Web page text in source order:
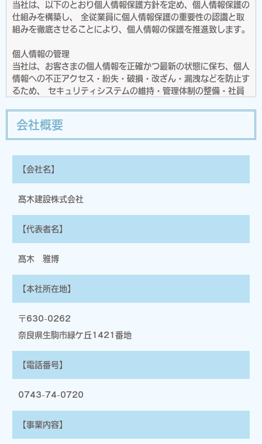
当社は、以下のとおり個人情報保護方針を定め、個人情報保護の
仕組みを構築し、 全従業員に個人情報保護の重要性の認識と取
組みを徹底させることにより、個人情報の保護を推進致します。
個人情報の管理
当社は、お客さまの個人情報を正確かつ最新の状態に保ち、個人
情報への不正アクセス・紛失・破損・改ざん・漏洩などを防止す
るため、 セキュリティシステムの維持・管理体制の整備・社員
個人情報の利用目的
のご案内やご質問に対する回答として、電子メールや資料のご送
個人情報の第三者への開示・提供の禁止
当社は、お客さまよりお預かりした個人情報を適切に管理し、次
のいずれかに該当する場合を除き、個人情報を第三者に開示いた
・お客さまの同意がある場合
・お客さまが希望されるサービスを行なうために当社が業務を委
託する業者に対して開示する場合
当社は、個人情報の正確性及び安全性確保のために、セキュリテ
ィに万全の対策を講じています。
ご本人の照会
きます。
法令、規範の遵守と見直し
会社概要
【会社名】
髙木建設株式会社
【代表者名】
髙木 雅博
【本社所在地】
〒630-0262
奈良県生駒市緑ケ丘1421番地
【電話番号】
0743-74-0720
【事業内容】